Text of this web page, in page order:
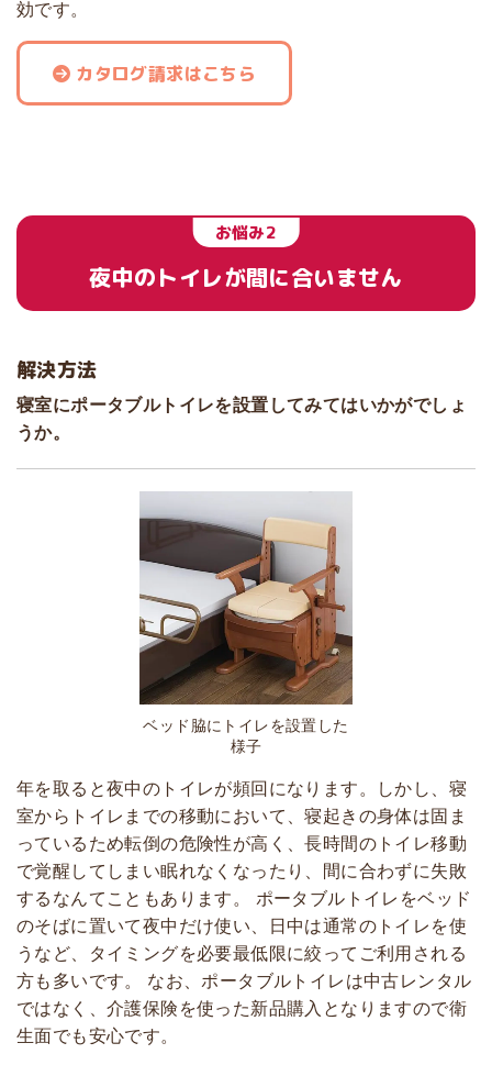
効です。
カタログ請求はこちら
お悩み2
夜中のトイレが間に合いません
解決方法
寝室にポータブルトイレを設置してみてはいかがでしょ
うか。
ベッド脇にトイレを設置した
様子
年を取ると夜中のトイレが頻回になります。しかし、寝
室からトイレまでの移動において、寝起きの身体は固ま
っているため転倒の危険性が高く、長時間のトイレ移動
で覚醒してしまい眠れなくなったり、間に合わずに失敗
するなんてこともあります。 ポータブルトイレをベッド
のそばに置いて夜中だけ使い、日中は通常のトイレを使
うなど、タイミングを必要最低限に絞ってご利用される
方も多いです。 なお、ポータブルトイレは中古レンタル
ではなく、介護保険を使った新品購入となりますので衛
生面でも安心です。